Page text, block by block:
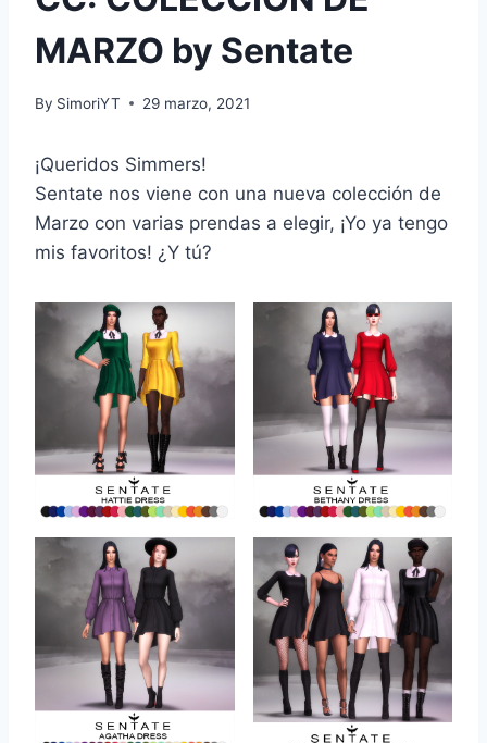
MARZO by Sentate
By SimoriYT 29 marzo, 2021
¡Queridos Simmers!
Sentate nos viene con una nueva colección de
Marzo con varias prendas a elegir, ¡Yo ya tengo
mis favoritos! ¿Y tú?